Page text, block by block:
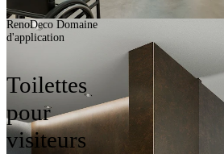
RenoDeco Domaine
d'application
Toilettes
pour
visiteurs